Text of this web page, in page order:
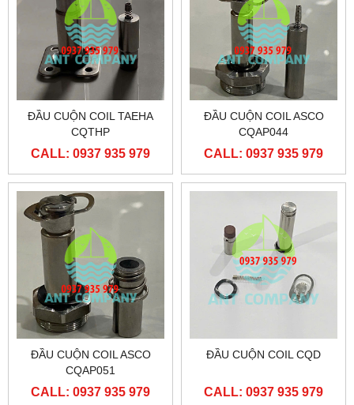
ĐẦU CUỘN COIL TAEHA
CQTHP
CALL: 0937 935 979
ĐẦU CUỘN COIL ASCO
CQAP044
CALL: 0937 935 979
ĐẦU CUỘN COIL ASCO
CQAP051
CALL: 0937 935 979
ĐẦU CUỘN COIL CQD
CALL: 0937 935 979